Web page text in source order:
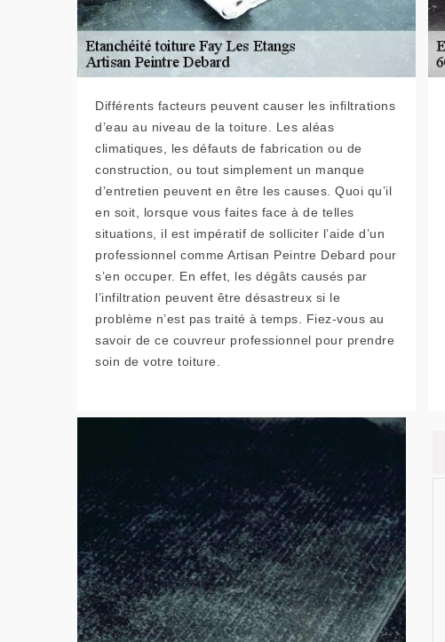
Différents facteurs peuvent causer les infiltrations
d’eau au niveau de la toiture. Les aléas
climatiques, les défauts de fabrication ou de
construction, ou tout simplement un manque
d’entretien peuvent en être les causes. Quoi qu’il
en soit, lorsque vous faites face à de telles
situations, il est impératif de solliciter l’aide d’un
professionnel comme Artisan Peintre Debard pour
s’en occuper. En effet, les dégâts causés par
l’infiltration peuvent être désastreux si le
problème n’est pas traité à temps. Fiez-vous au
savoir de ce couvreur professionnel pour prendre
soin de votre toiture.